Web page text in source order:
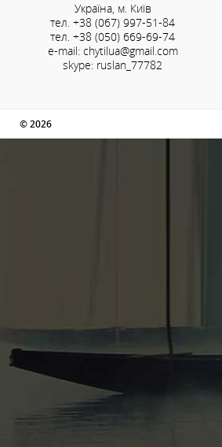
Україна, м. Київ
тел. +38 (067) 997-51-84
тел. +38 (050) 669-69-74
e-mail: chytilua@gmail.com
skype: ruslan_77782
© 2026